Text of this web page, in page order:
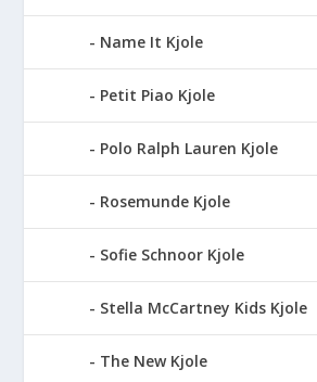
Name It Kjole
Petit Piao Kjole
Polo Ralph Lauren Kjole
Rosemunde Kjole
Sofie Schnoor Kjole
Stella McCartney Kids Kjole
The New Kjole